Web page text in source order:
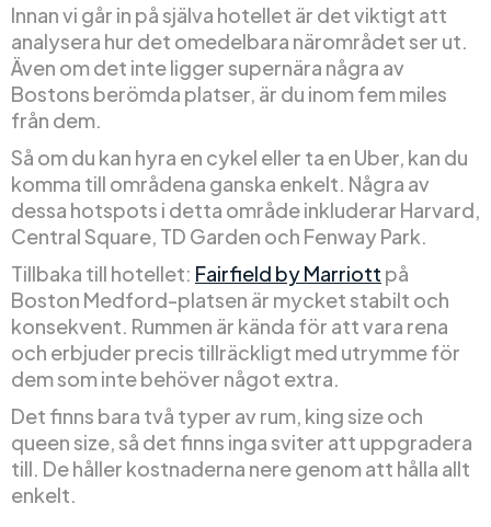
Innan vi går in på själva hotellet är det viktigt att
analysera hur det omedelbara närområdet ser ut.
Även om det inte ligger supernära några av
Bostons berömda platser, är du inom fem miles
från dem.
Så om du kan hyra en cykel eller ta en Uber, kan du
komma till områdena ganska enkelt. Några av
dessa hotspots i detta område inkluderar Harvard,
Central Square, TD Garden och Fenway Park.
Tillbaka till hotellet: Fairfield by Marriott på
Boston Medford-platsen är mycket stabilt och
konsekvent. Rummen är kända för att vara rena
och erbjuder precis tillräckligt med utrymme för
dem som inte behöver något extra.
Det finns bara två typer av rum, king size och
queen size, så det finns inga sviter att uppgradera
till. De håller kostnaderna nere genom att hålla allt
enkelt.